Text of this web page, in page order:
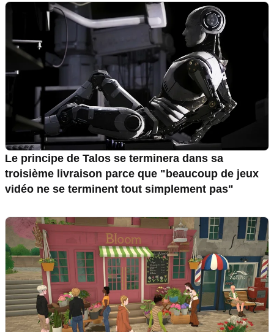
Le principe de Talos se terminera dans sa
troisième livraison parce que "beaucoup de jeux
vidéo ne se terminent tout simplement pas"